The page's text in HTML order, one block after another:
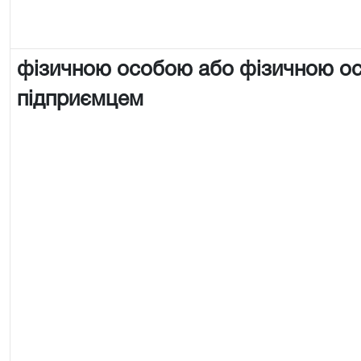
фізичною особою або фізичною
підприємцем